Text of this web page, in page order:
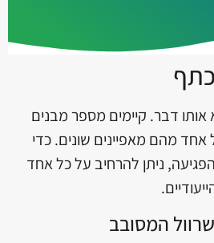
דבר. קיימים מספר מבנים
אחד מהם מאפיינים שונים. כדי
ניתן להרחיב על כל אחד
המסובב